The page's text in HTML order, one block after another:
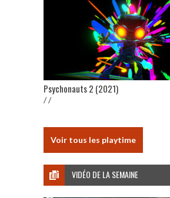
Psychonauts 2 (2021)
/ /
Voir tous les playtime
VIDÉO DE LA SEMAINE